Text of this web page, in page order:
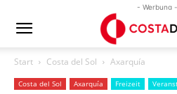
- Werbung -
Start Costa del Sol Axarquía
Costa del Sol Axarquía Freizeit